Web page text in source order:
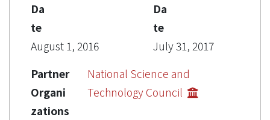
Da
te
August 1, 2016
Da
te
July 31, 2017
Partner
Organi
zations
National Science and
Technology Council